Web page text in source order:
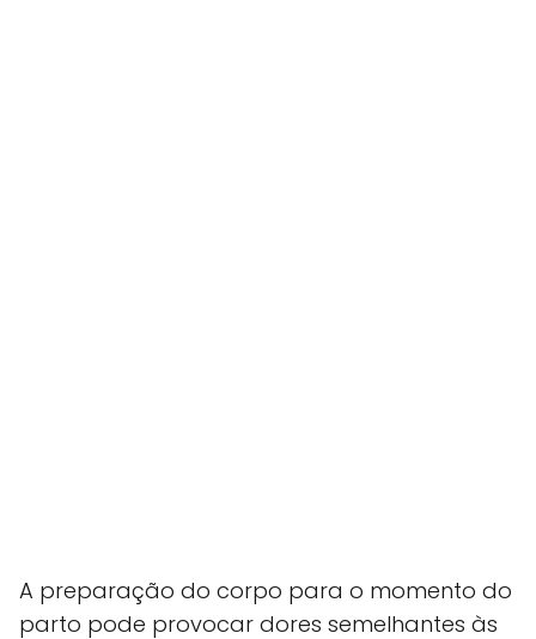
A preparação do corpo para o momento do
parto pode provocar dores semelhantes às